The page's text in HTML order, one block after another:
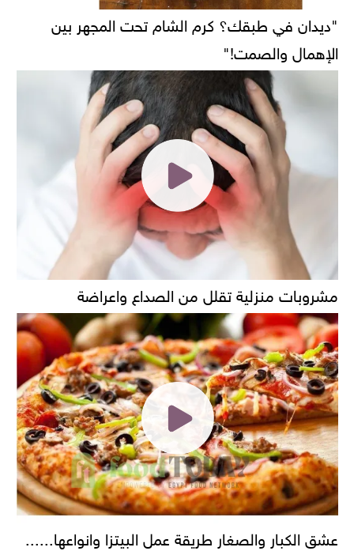
"ديدان في طبقك؟ كرم الشام تحت المجهر بين
الإهمال والصمت!"
مشروبات منزلية تقلل من الصداع واعراضة
عشق الكبار والصغار طريقة عمل البيتزا وانواعها......